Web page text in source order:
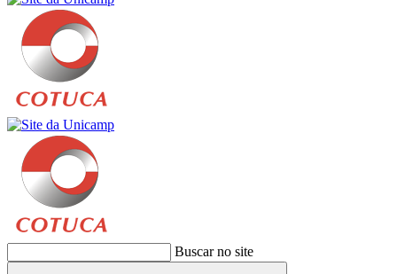
Buscar no site